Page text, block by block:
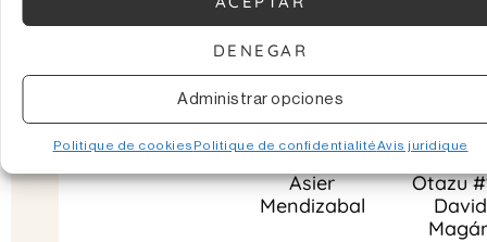
DENEGAR
Administrar opciones
Politique de cookies Politique de confidentialitéAvis juridique
AS #5 De
Asier
Mendizabal
Genios
Otazu
David